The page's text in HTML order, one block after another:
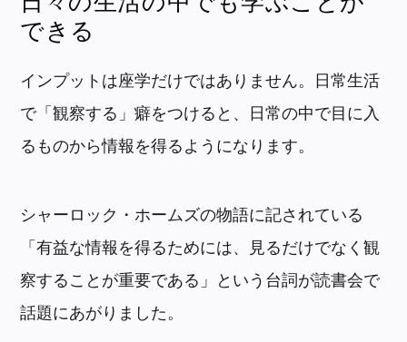
できる
インプットは座学だけではありません。日常生活
で「観察する」癖をつけると、日常の中で目に入
るものから情報を得るようになります。
シャーロック・ホームズの物語に記されている
「有益な情報を得るためには、見るだけでなく観
察することが重要である」という台詞が読書会で
話題にあがりました。